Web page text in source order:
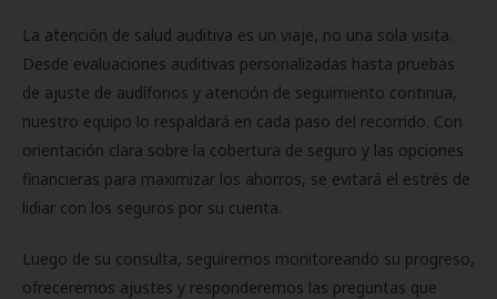
La atención de salud auditiva es un viaje, no una sola visita.
Desde evaluaciones auditivas personalizadas hasta pruebas
de ajuste de audífonos y atención de seguimiento continua,
nuestro equipo lo respaldará en cada paso del recorrido. Con
orientación clara sobre la cobertura de seguro y las opciones
financieras para maximizar los ahorros, se evitará el estrés de
lidiar con los seguros por su cuenta.
Luego de su consulta, seguiremos monitoreando su progreso,
ofreceremos ajustes y responderemos las preguntas que